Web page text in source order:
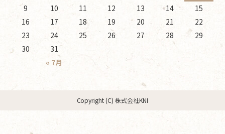
« 7月
9
10 11 12 13 14
15
16
17 18 19 20 21
22
23
24 25 26 27 28
29
30
31
Copyright (C) 株式会社KNI